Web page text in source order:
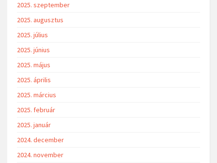
2025. szeptember
2025. augusztus
2025. július
2025. június
2025. május
2025. április
2025. március
2025. február
2025. január
2024. december
2024. november